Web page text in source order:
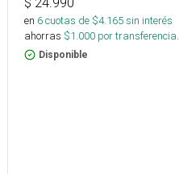
en 6cuotas de $4.165sin interés
ahorras $1.000 por transferencia.
Disponible